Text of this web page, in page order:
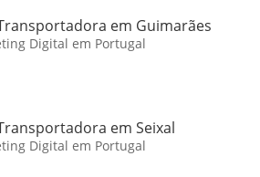
em Guimarães
Digital em Portugal
em Seixal
Digital em Portugal